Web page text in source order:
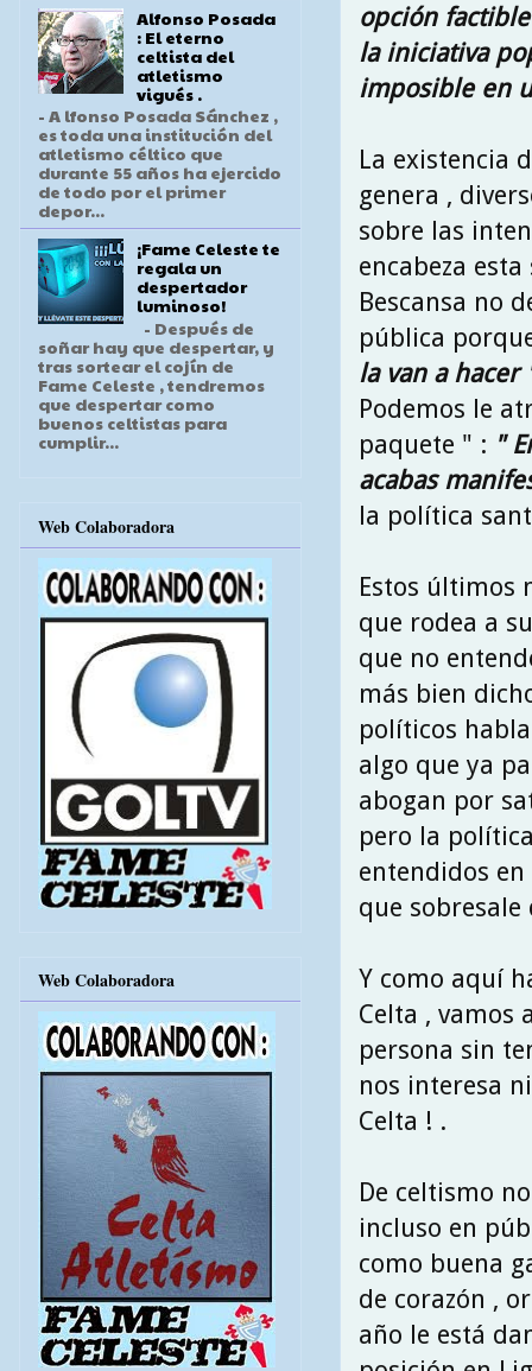
opción
la iniciativa
imposible en
La existencia
genera ,
sobre las
encabeza
Bescansa no
pública
la van a hacer
Podemos le
paquete " : "
acabas
la política
Estos últimos
que rodea a
que no
más bien
políticos
algo que ya
abogan por
pero la
entendidos
que
Y como aquí
Celta , vamos
persona sin
nos interesa
Celta ! .
De celtismo
incluso en
como buena
de corazón ,
año le está
Alfonso Posada
: El eterno
celtista del
atletismo
vigués .
- A lfonso Posada Sánchez ,
es toda una institución del
atletismo céltico que
durante 55 años ha ejercido
de todo por el primer
depor...
¡Fame Celeste te
regala un
despertador
luminoso!
- Después de
soñar hay que despertar, y
tras sortear el cojín de
Fame Celeste , tendremos
que despertar como
buenos celtistas para
cumplir...
Web Colaboradora
Web Colaboradora